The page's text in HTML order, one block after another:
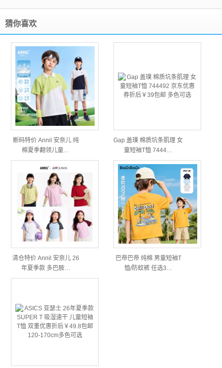
猜你喜欢
断码特价 Annil 安奈儿 纯
棉夏季翻领儿童…
Gap 盖璞 棉质坑条肌理 女
童短袖T恤 7444…
清仓特价 Annil 安奈儿 26
年夏季款 多巴胺…
巴帝巴帝 纯棉 男童短袖T
恤/防蚊裤 任选3…